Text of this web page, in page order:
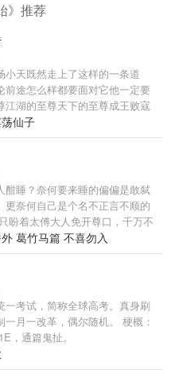
》推荐
小天既然走上了这样的一条道
前途怎么样都要面对它他一定要
江湖的至尊天下的至尊成王败寇
的霸主失败了他就是遗臭万年
仙子
酣睡？奈何要来睡的偏偏是敢弑
更奈何自己是个名不正言不顺的
盼着太傅大人免开尊口，千万不
儿是良辰吉日，皇帝您该驾崩
帝宁可舍弃皇位浪迹天涯，过那
龙椅他要坐，龙床他要睡，龙椅
主虽然阴狠，但是疼老婆~~
葛竹马篇 不喜勿入
一考试，简称全球高考。真身刷
月一改革，偶尔随机。 梗概：
，通篇鬼扯。